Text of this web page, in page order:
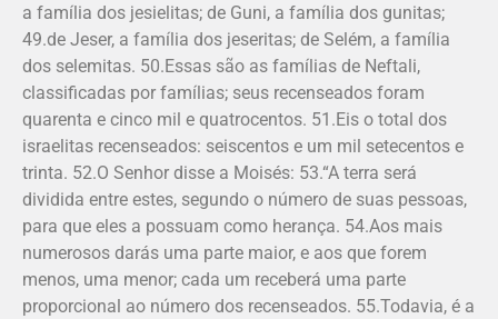
a família dos jesielitas; de Guni, a família dos gunitas;
49.de Je­ser, a família dos jeseritas; de Selém, a fa­mília
dos selemitas. 50.Essas são as famílias de Neftali,
classificadas por famílias; seus recenseados foram
quarenta e cinco mil e quatrocentos. 51.Eis o total dos
israelitas recensea­dos: seiscentos e um mil setecentos e
trinta. 52.O Senhor disse a Moisés: 53.“A terra será
dividida entre estes, segundo o número de suas pessoas,
para que eles a possuam como herança. 54.Aos mais
numerosos darás uma parte maior, e aos que forem
menos, uma menor; cada um receberá uma parte
proporcional ao número dos recenseados. 55.Todavia, é a